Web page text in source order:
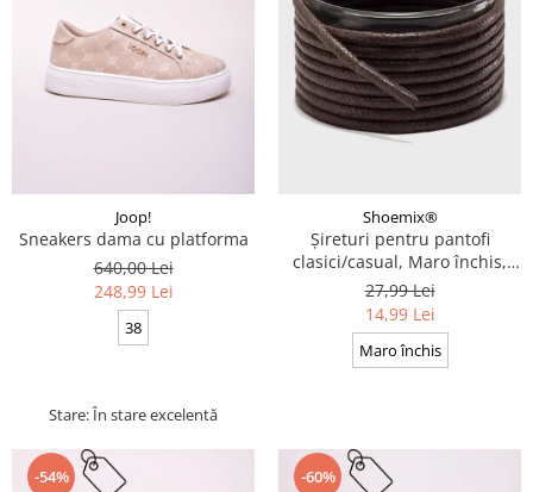
Joop!
Sneakers dama cu platforma
640,00 Lei
248,99 Lei
38
Stare: În stare excelentă
Shoemix®
Șireturi pentru pantofi
clasici/casual, Maro închis,
Cerate, Calitate premium, 110
cm x 0.3 cm
27,99 Lei
14,99 Lei
Maro închis
-54% -60%